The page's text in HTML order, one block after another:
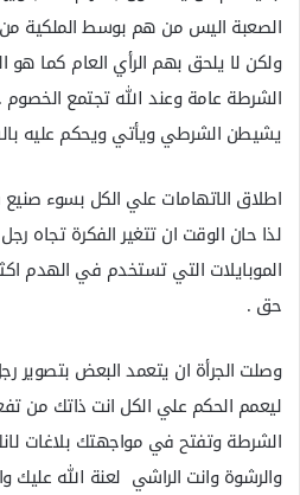
الصعبة اليس من هم بوسط الملكية
ولكن لا يلحق بهم الرأي العام كما هو
الشرطة عامة وعند الله تجتمع
يشيطن الشرطي ويأتي ويحكم عليه
اطلاق الاتهامات علي الكل بسوء
لذا حان الوقت ان تتغير الفكرة تجاه
الموبايلات التي تستخدم في الهدم
حق .
وصلت الجرأة ان يتعمد البعض بتصوير
ليعمم الحكم علي الكل انت ذاتك من
الشرطة وتفتح في مواجهتك بلاغات
والرشوة وانت الراشي لعنة الله